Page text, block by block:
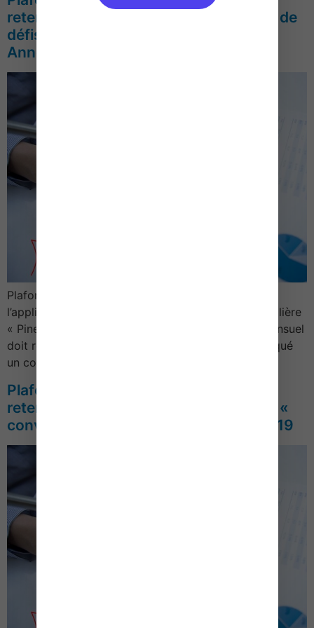
retenus pour l’application du dispositif de
défiscalisation immobilière « Pinel » –
Année 2019
Plafonds de loyer et de ressources retenus pour
l’application du dispositif de défiscalisation immobilière
« Pinel »Barème 2019Plafonds de loyerLe loyer mensuel
doit respecter un plafond au m² auquel il est appliqué
un coefficient multiplicateur calcul…
Plafonds de loyer et de ressources
retenus pour l’application du dispositif «
conventionnement Anah » – Année 2019